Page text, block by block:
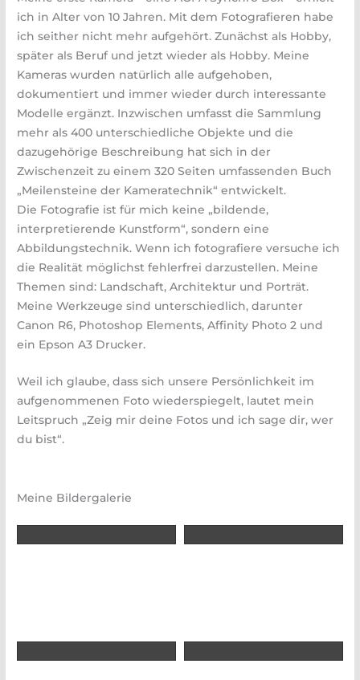
ich in Alter von 10 Jahren. Mit dem Fotografieren habe
ich seither nicht mehr aufgehört. Zunächst als Hobby,
später als Beruf und jetzt wieder als Hobby. Meine
Kameras wurden natürlich alle aufgehoben,
dokumentiert und immer wieder durch interessante
Modelle ergänzt. Inzwischen umfasst die Sammlung
mehr als 400 unterschiedliche Objekte und die
dazugehörige Beschreibung hat sich in der
Zwischenzeit zu einem 320 Seiten umfassenden Buch
„Meilensteine der Kameratechnik“ entwickelt.
Die Fotografie ist für mich keine „bildende,
interpretierende Kunstform“, sondern eine
Abbildungstechnik. Wenn ich fotografiere versuche ich
die Realität möglichst fehlerfrei darzustellen. Meine
Themen sind: Landschaft, Architektur und Porträt.
Meine Werkzeuge sind unterschiedlich, darunter
Canon R6, Photoshop Elements, Affinity Photo 2 und
ein Epson A3 Drucker.
Weil ich glaube, dass sich unsere Persönlichkeit im
aufgenommenen Foto wiederspiegelt, lautet mein
Leitspruch „Zeig mir deine Fotos und ich sage dir, wer
du bist“.
Meine Bildergalerie